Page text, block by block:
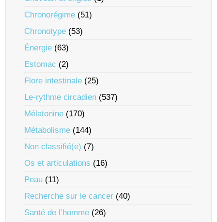
Chronorégime (51)
Chronotype (53)
Énergie (63)
Estomac (2)
Flore intestinale (25)
Le-rythme circadien (537)
Mélatonine (170)
Métabolisme (144)
Non classifié(e) (7)
Os et articulations (16)
Peau (11)
Recherche sur le cancer (40)
Santé de l’homme (26)